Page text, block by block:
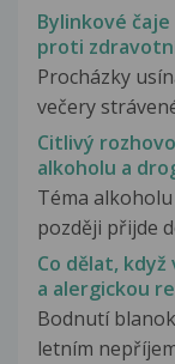
Bylinkové
proti
Procházky
večery
Citlivý
alkoholu a
Téma
později přijde
Co dělat, když
a alergickou
Bodnutí
letním